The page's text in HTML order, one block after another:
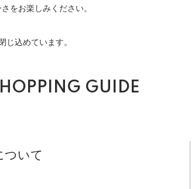
をお楽しみください。
じ込めています。
GUIDE
ついて